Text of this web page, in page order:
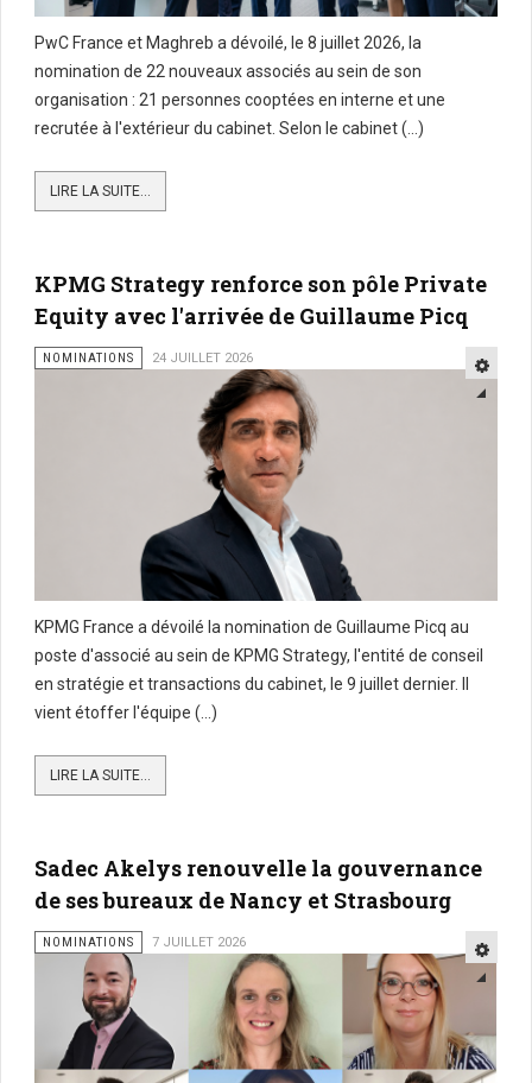
PwC France et Maghreb a dévoilé, le 8 juillet 2026, la
nomination de 22 nouveaux associés au sein de son
organisation : 21 personnes cooptées en interne et une
recrutée à l'extérieur du cabinet. Selon le cabinet (...)
LIRE LA SUITE...
KPMG Strategy renforce son pôle Private
Equity avec l'arrivée de Guillaume Picq
NOMINATIONS 24 JUILLET 2026
KPMG France a dévoilé la nomination de Guillaume Picq au
poste d'associé au sein de KPMG Strategy, l'entité de conseil
en stratégie et transactions du cabinet, le 9 juillet dernier. Il
vient étoffer l'équipe (...)
LIRE LA SUITE...
Sadec Akelys renouvelle la gouvernance
de ses bureaux de Nancy et Strasbourg
NOMINATIONS 7 JUILLET 2026